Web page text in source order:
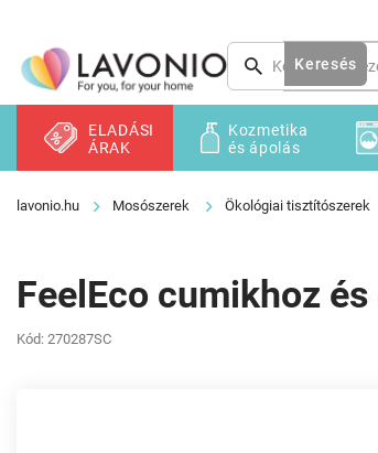
tartalomhoz
Keresés
ELADÁSI
ÁRAK
Kozmetika
és ápolás
Mosószerek Ökológiai tisztítószerek
FeelEco cumikhoz
Kód: 270287SC